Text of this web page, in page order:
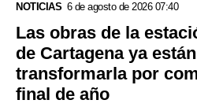
NOTICIAS 6 de agosto de 2026 07:40
Las obras de la
de Cartagena ya
transformarla por
final de año